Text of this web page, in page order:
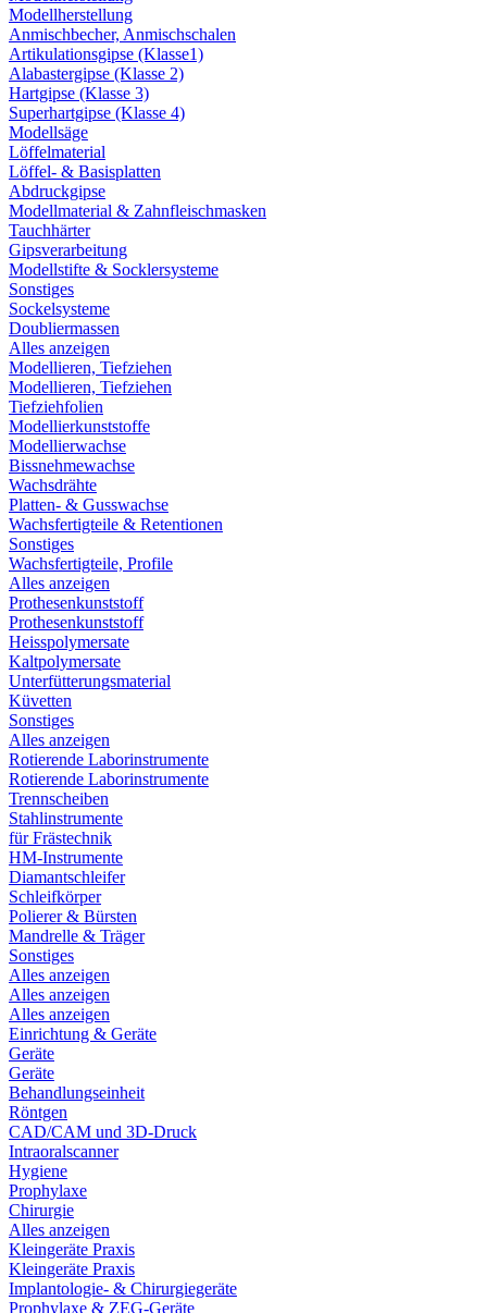
Modellherstellung
Anmischbecher, Anmischschalen
Artikulationsgipse (Klasse1)
Alabastergipse (Klasse 2)
Hartgipse (Klasse 3)
Superhartgipse (Klasse 4)
Modellsäge
Löffelmaterial
Löffel- & Basisplatten
Abdruckgipse
Modellmaterial & Zahnfleischmasken
Tauchhärter
Gipsverarbeitung
Modellstifte & Socklersysteme
Sonstiges
Sockelsysteme
Doubliermassen
Alles anzeigen
Modellieren, Tiefziehen
Modellieren, Tiefziehen
Tiefziehfolien
Modellierkunststoffe
Modellierwachse
Bissnehmewachse
Wachsdrähte
Platten- & Gusswachse
Wachsfertigteile & Retentionen
Sonstiges
Wachsfertigteile, Profile
Alles anzeigen
Prothesenkunststoff
Prothesenkunststoff
Heisspolymersate
Kaltpolymersate
Unterfütterungsmaterial
Küvetten
Sonstiges
Alles anzeigen
Rotierende Laborinstrumente
Rotierende Laborinstrumente
Trennscheiben
Stahlinstrumente
für Frästechnik
HM-Instrumente
Diamantschleifer
Schleifkörper
Polierer & Bürsten
Mandrelle & Träger
Sonstiges
Alles anzeigen
Alles anzeigen
Alles anzeigen
Einrichtung & Geräte
Geräte
Geräte
Behandlungseinheit
Röntgen
CAD/CAM und 3D-Druck
Intraoralscanner
Hygiene
Prophylaxe
Chirurgie
Alles anzeigen
Kleingeräte Praxis
Kleingeräte Praxis
Implantologie- & Chirurgiegeräte
Prophylaxe & ZEG-Geräte